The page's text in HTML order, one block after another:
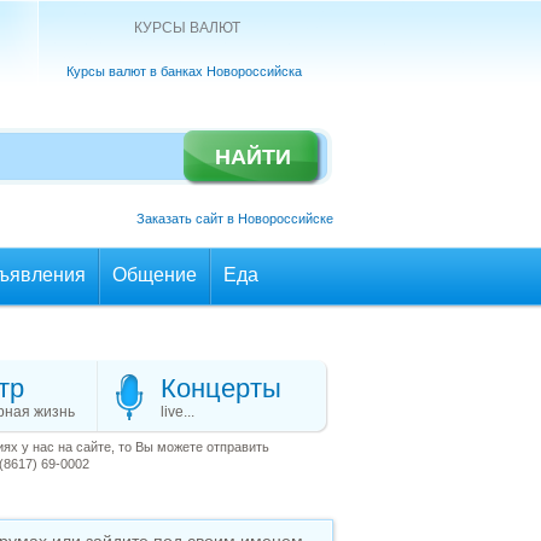
КУРСЫ ВАЛЮТ
Курсы валют в банках Новороссийска
Заказать сайт в Новороссийске
Общение Еда
жизнь
Концерты
live...
у нас на сайте, то Вы можете отправить
69-0002